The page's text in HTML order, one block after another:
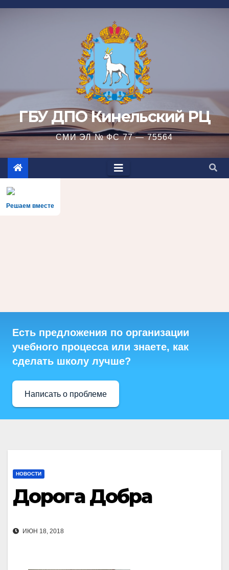
Перейти
ГБУ ДПО Кинельский РЦ
СМИ ЭЛ № ФС 77 — 75564
Решаем вместе
Есть предложения по организации
учебного процесса или знаете, как
сделать школу лучше?
Написать о проблеме
НОВОСТИ
Дорога Добра
ИЮН 18, 2018